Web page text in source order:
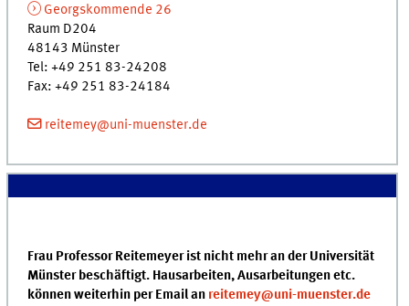
Georgskommende 26
Raum D204
48143 Münster
Tel:+49 251 83-24208
Fax:+49 251 83-24184
reitemey@uni-muenster.de
Frau Professor Reitemeyer ist nicht mehr an der Universität
Münster beschäftigt. Hausarbeiten, Ausarbeitungen etc.
können weiterhin per Email an reitemey@uni-muenster.de